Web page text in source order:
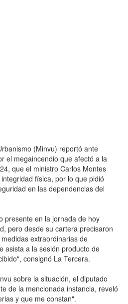
(Minvu) reportó ante
el megaincendio que afectó a la
que el ministro Carlos Montes
física, por lo que pidió
en las dependencias del
presente en la jornada de hoy
pero desde su cartera precisaron
extraordinarias de
asista a la sesión producto de
consignó La Tercera.
sobre la situación, el diputado
de la mencionada instancia, reveló
y que me constan".